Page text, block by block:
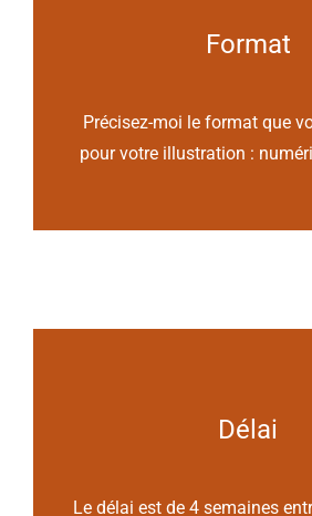
Format
Précisez-moi le format que
pour votre illustration :
Délai
Le délai est de 4 semaines